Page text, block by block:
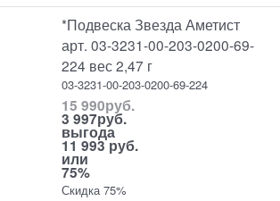
*Подвеска Звезда Аметист
арт. 03-3231-00-203-0200-69-
224 вес 2,47 г
03-3231-00-203-0200-69-224
15 990руб.
3 997руб.
выгода
11 993 руб.
или
75%
Скидка 75%